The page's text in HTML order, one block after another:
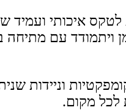
איכותי ועמיד
ויתמודד עם מתיחה
וניידות
לכל מקום.